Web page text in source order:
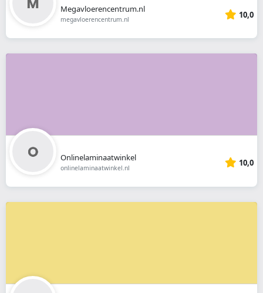
Megavloerencentrum.nl
megavloerencentrum.nl 10,0
Onlinelaminaatwinkel
onlinelaminaatwinkel.nl 10,0